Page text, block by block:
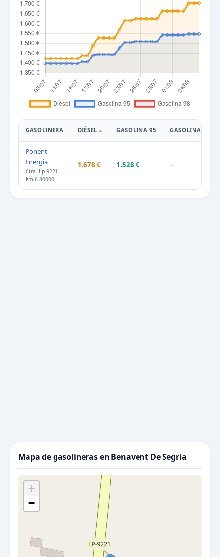
GASOLINERA DIÉSEL GASOLINA 95 GASOLINA 98
Ponent
Energia
Ctra. Lp-9221
Km 6.80000
1.678 € 1.528 € –
Mapa de gasolineras en Benavent De Segria
+
−